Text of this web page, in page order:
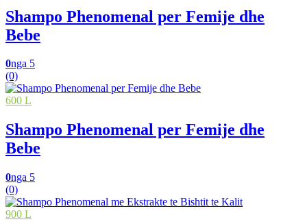
Shampo Phenomenal per Femije dhe
Bebe
0nga 5
(0)
600 L
Shampo Phenomenal per Femije dhe
Bebe
0nga 5
(0)
900 L